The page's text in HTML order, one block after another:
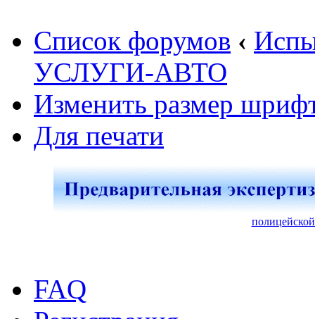
Список форумов ‹
УСЛУГИ-АВТО
Изменить размер
Для печати
FAQ